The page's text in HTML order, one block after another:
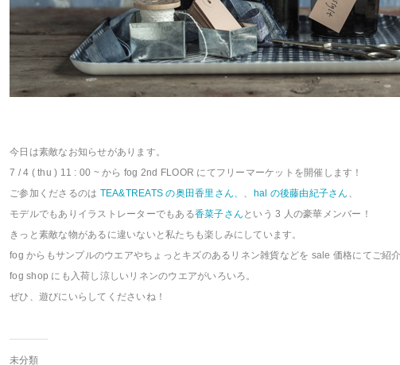
今日は素敵なお知らせがあります。
7 / 4 ( thu ) 11 : 00 ~ から fog 2nd FLOOR にてフリーマーケットを開催します！
ご参加くださるのは TEA&TREATS の奥田香里さん、 、 hal の後藤由紀子さん 、
モデルでもありイラストレーターでもある香菜子さん という 3 人の豪華メンバー！
きっと素敵な物があるに違いないと私たちも楽しみにしています。
fog からもサンプルのウエアやちょっとキズのあるリネン雑貨などを sale 価格にてご紹介
fog shop にも入荷し涼しいリネンのウエアがいろいろ。
ぜひ、遊びにいらしてくださいね！
未分類